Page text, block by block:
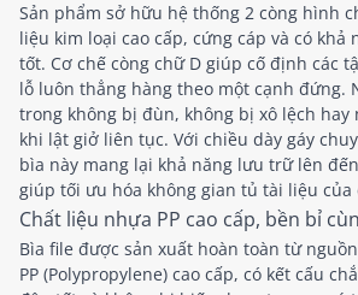
Sản phẩm sở hữu hệ thống 2 còng hình
liệu kim loại cao cấp, cứng cáp và có khả
tốt. Cơ chế còng chữ D giúp cố định các
lỗ luôn thẳng hàng theo một cạnh đứng.
trong không bị đùn, không bị xô lệch hay
khi lật giở liên tục. Với chiều dày gáy
bìa này mang lại khả năng lưu trữ lên
giúp tối ưu hóa không gian tủ tài liệu của
Chất liệu nhựa PP cao cấp, bền bỉ
Bìa file được sản xuất hoàn toàn từ
PP (Polypropylene) cao cấp, có kết cấu